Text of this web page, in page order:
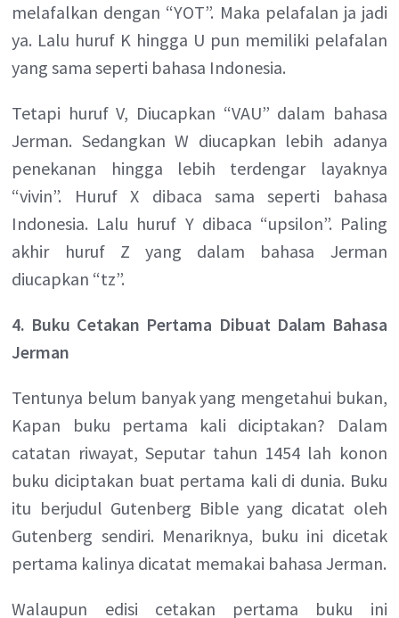
melafalkan dengan “YOT”. Maka pelafalan ja jadi
ya. Lalu huruf K hingga U pun memiliki pelafalan
yang sama seperti bahasa Indonesia.
Tetapi huruf V, Diucapkan “VAU” dalam bahasa
Jerman. Sedangkan W diucapkan lebih adanya
penekanan hingga lebih terdengar layaknya
“vivin”. Huruf X dibaca sama seperti bahasa
Indonesia. Lalu huruf Y dibaca “upsilon”. Paling
akhir huruf Z yang dalam bahasa Jerman
diucapkan “tz”.
4. Buku Cetakan Pertama Dibuat Dalam Bahasa
Jerman
Tentunya belum banyak yang mengetahui bukan,
Kapan buku pertama kali diciptakan? Dalam
catatan riwayat, Seputar tahun 1454 lah konon
buku diciptakan buat pertama kali di dunia. Buku
itu berjudul Gutenberg Bible yang dicatat oleh
Gutenberg sendiri. Menariknya, buku ini dicetak
pertama kalinya dicatat memakai bahasa Jerman.
Walaupun edisi cetakan pertama buku ini